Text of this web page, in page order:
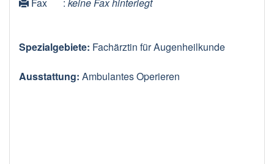
Spezialgebiete: Fachärztin für Augenheilkunde
Ausstattung: Ambulantes Operieren